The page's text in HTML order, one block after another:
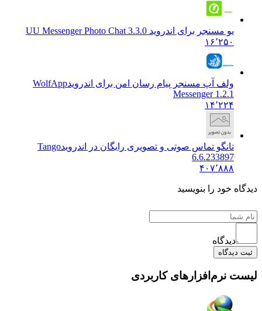
یو مسنجر برای اندروید U U Messenger Photo Chat 3.3.0
۱۶٬۲۵۰
ولف آپ مسنجر پیام رسان امن برای اندروید WolfApp
Messenger 1.2.1
۱۴٬۲۲۴
تانگو تماس صوتی و تصویری رایگان در اندروید
Tango
6.6.233897
۴۰۷٬۸۸۸
خود را بنویسید
نرم‌افزارهای کاربردی